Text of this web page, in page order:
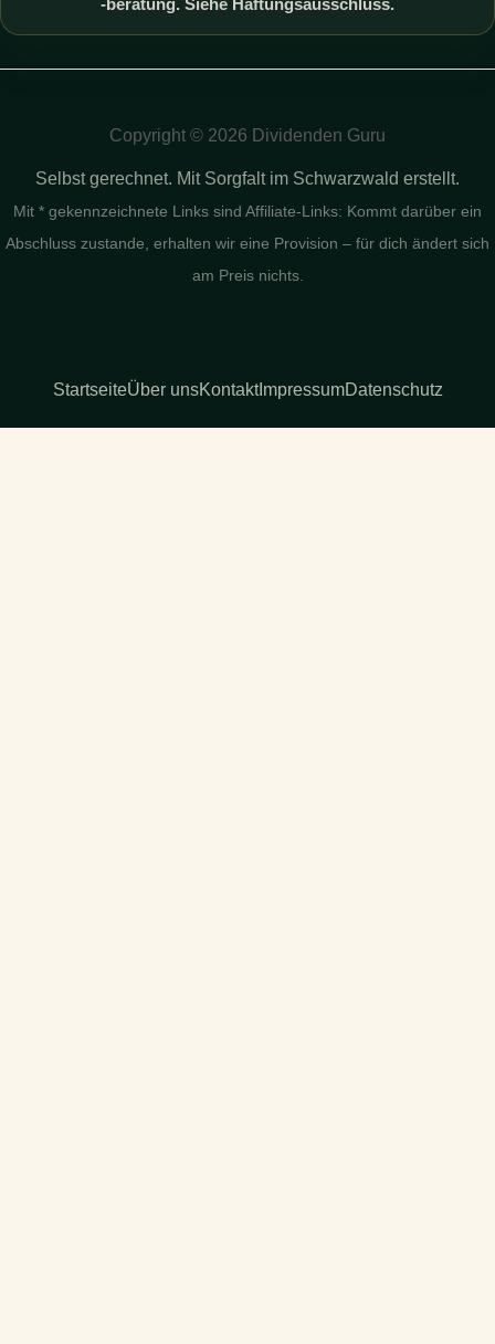
-beratung. Siehe Haftungsausschluss.
Copyright © 2026 Dividenden Guru
Selbst gerechnet. Mit Sorgfalt im Schwarzwald erstellt.
Mit * gekennzeichnete Links sind Affiliate-Links: Kommt darüber ein
Abschluss zustande, erhalten wir eine Provision – für dich ändert sich
am Preis nichts.
StartseiteÜber unsKontaktImpressumDatenschutz